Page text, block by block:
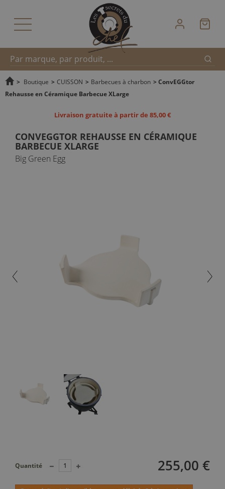
Recherche
> Boutique > CUISSON > Barbecues à charbon > ConvEGGtor
Rehausse en Céramique Barbecue XLarge
Livraison gratuite à partir de 85,00 €
CONVEGGTOR REHAUSSE EN CÉRAMIQUE
BARBECUE XLARGE
Big Green Egg
255,00 €
Quantité